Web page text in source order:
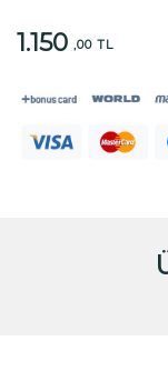
1.150 ,00 TL